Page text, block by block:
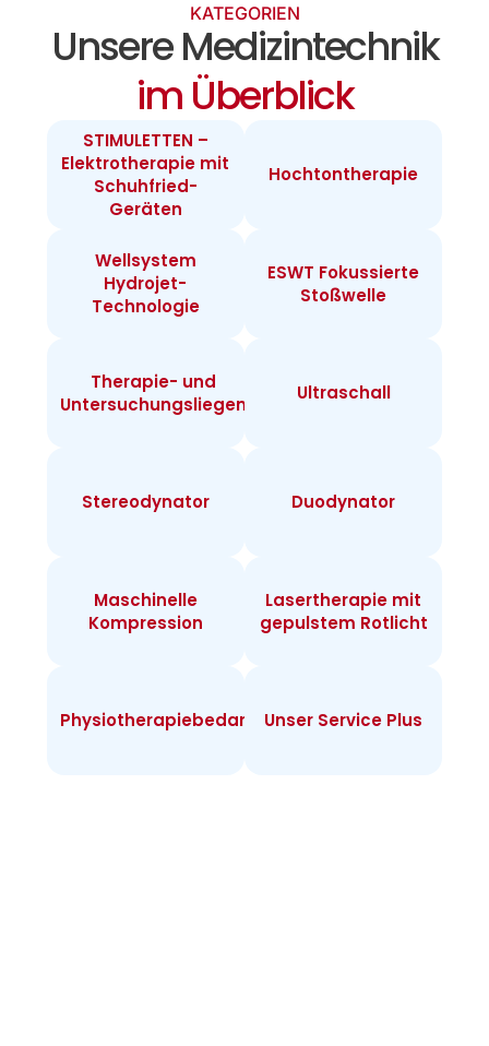
KATEGORIEN
Unsere Medizintechnik
im Überblick
STIMULETTEN –
Elektrotherapie mit
Schuhfried-
Geräten
Hochtontherapie
Wellsystem
Hydrojet-
Technologie
ESWT Fokussierte
Stoßwelle
Therapie- und
Untersuchungsliegen
Ultraschall
Stereodynator Duodynator
Maschinelle
Kompression
Lasertherapie mit
gepulstem Rotlicht
Physiotherapiebedarf Unser Service Plus